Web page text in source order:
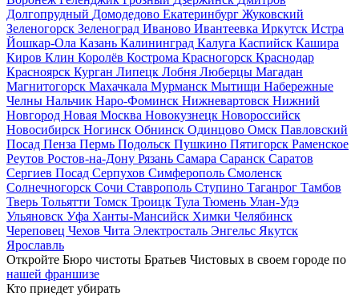
Долгопрудный Домодедово Екатеринбург Жуковский
Зеленогорск Зеленоград Иваново Ивантеевка Иркутск Истра
Йошкар-Ола Казань Калининград Калуга Каспийск Кашира
Киров Клин Королёв Кострома Красногорск Краснодар
Красноярск Курган Липецк Лобня Люберцы Магадан
Магнитогорск Махачкала Мурманск Мытищи Набережные
Челны Нальчик Наро-Фоминск Нижневартовск Нижний
Новгород Новая Москва Новокузнецк Новороссийск
Новосибирск Ногинск Обнинск Одинцово Омск Павловский
Посад Пенза Пермь Подольск Пушкино Пятигорск Раменское
Реутов Ростов-на-Дону Рязань Самара Саранск Саратов
Сергиев Посад Серпухов Симферополь Смоленск
Солнечногорск Сочи Ставрополь Ступино Таганрог Тамбов
Тверь Тольятти Томск Троицк Тула Тюмень Улан-Удэ
Ульяновск Уфа Ханты-Мансийск Химки Челябинск
Череповец Чехов Чита Электросталь Энгельс Якутск
Ярославль
Откройте Бюро чистоты Братьев Чистовых в своем городе по
нашей франшизе
Кто приедет убирать